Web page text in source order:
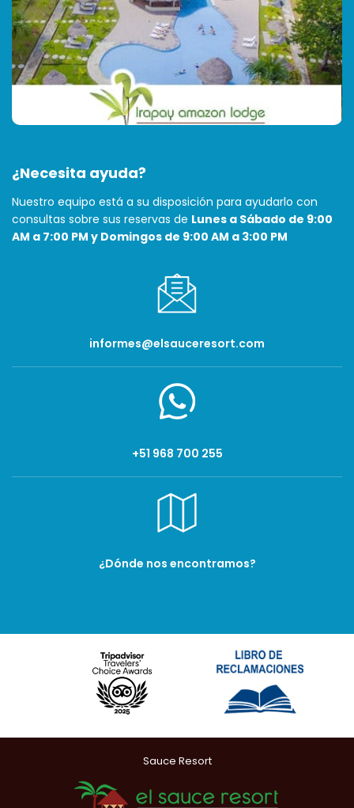
¿Necesita ayuda?
Nuestro equipo está a su disposición para ayudarlo con
consultas sobre sus reservas de Lunes a Sábado de 9:00
AM a 7:00 PM y Domingos de 9:00 AM a 3:00 PM
informes@elsauceresort.com
+51 968 700 255
¿Dónde nos encontramos?
Sauce Resort